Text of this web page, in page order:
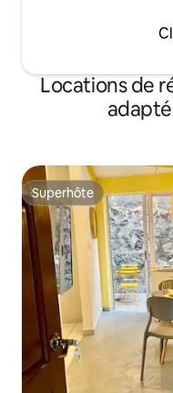
Locations de
Superhôte
Superhôte